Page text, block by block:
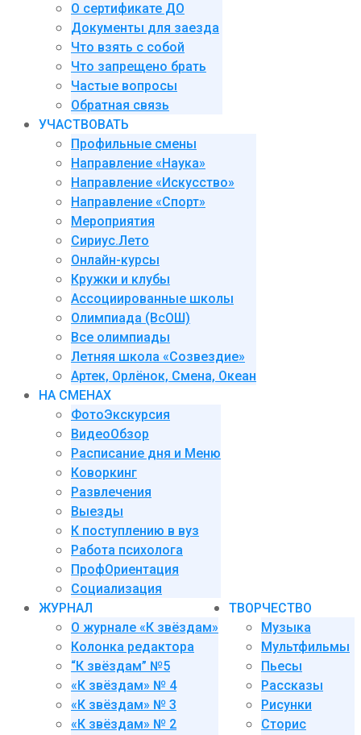
О сертификате ДО
Документы для заезда
Что взять с собой
Что запрещено брать
Частые вопросы
Обратная связь
УЧАСТВОВАТЬ
Профильные смены
Направление «Наука»
Направление «Искусство»
Направление «Спорт»
Мероприятия
Сириус.Лето
Онлайн-курсы
Кружки и клубы
Ассоциированные школы
Олимпиада (ВсОШ)
Все олимпиады
Летняя школа «Созвездие»
Артек, Орлёнок, Смена, Океан
НА СМЕНАХ
ФотоЭкскурсия
ВидеоОбзор
Расписание дня и Меню
Коворкинг
Развлечения
Выезды
К поступлению в вуз
Работа психолога
ПрофОриентация
Социализация
ЖУРНАЛ
О журнале «К звёздам»
Колонка редактора
“К звёздам” №5
«К звёздам» № 4
«К звёздам» № 3
«К звёздам» № 2
ТВОРЧЕСТВО
Музыка
Мультфильмы
Пьесы
Рассказы
Рисунки
Сторис